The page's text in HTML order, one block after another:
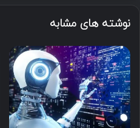
نوشته های مشابه